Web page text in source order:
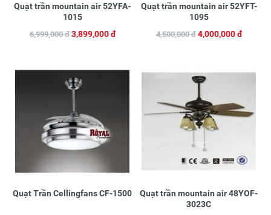
Quạt trần mountain air 52YFA-
1015
6,999,000 đ 3,899,000 đ
Quạt trần mountain air 52YFT-
1095
4,500,000 đ 4,000,000 đ
Quạt Trần Cellingfans CF-1500
Quạt trần mountain air 48YOF-
3023C